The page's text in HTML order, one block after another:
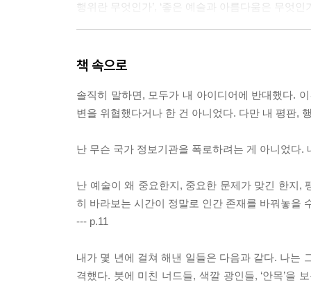
행위란 무엇인가’, ‘좋은 예술과 아름다움은 무엇
현장감을 바탕으로 한 흥미로운 잠입 기록을 소설
예술의 본질과 의미에 대한 자신만의 답을 찾게
책 속으로
솔직히 말하면, 모두가 내 아이디어에 반대했다.
변을 위협했다거나 한 건 아니었다. 다만 내 평판,
난 무슨 국가 정보기관을 폭로하려는 게 아니었다
난 예술이 왜 중요한지, 중요한 문제가 맞긴 한지,
히 바라보는 시간이 정말로 인간 존재를 바꿔놓을
--- p.11
내가 몇 년에 걸쳐 해낸 일들은 다음과 같다. 나는
격했다. 붓에 미친 너드들, 색깔 광인들, ‘안목’을